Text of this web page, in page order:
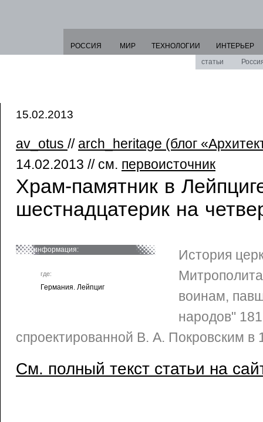
РОССИЯ МИР ТЕХНОЛОГИИ
ИНТЕРЬЕР
статьи
15.02.2013
av_otus // arch_heritage (блог
14.02.2013 // см. первоисточник
Храм-памятник в
шестнадцатерик на
информация:
где:
Германия. Лейпциг
История
воинам,
народов"
спроектированной В. А. Покровским в
См. полный текст статьи на